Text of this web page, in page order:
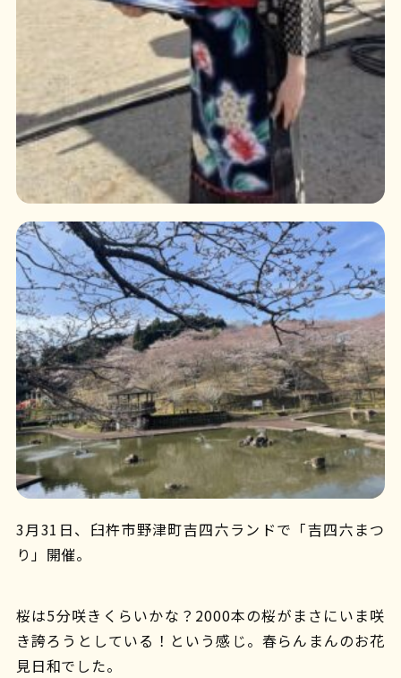
3月31日、臼杵市野津町吉四六ランドで「吉四六まつ
り」開催。
桜は5分咲きくらいかな？2000本の桜がまさにいま咲
き誇ろうとしている！という感じ。春らんまんのお花
見日和でした。